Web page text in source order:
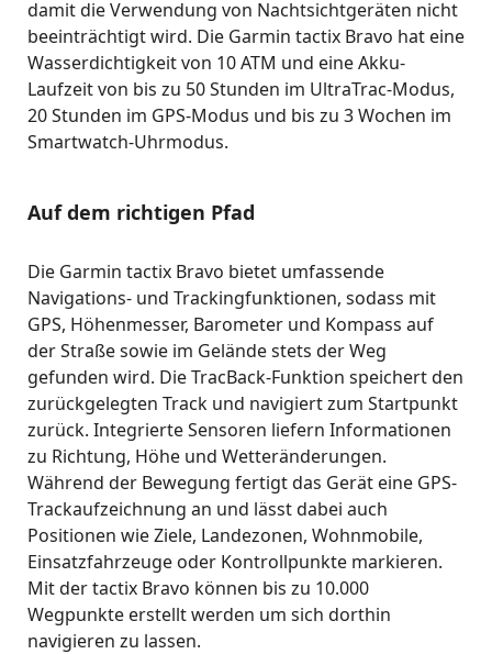
damit die Verwendung von Nachtsichtgeräten nicht
beeinträchtigt wird. Die Garmin tactix Bravo hat eine
Wasserdichtigkeit von 10 ATM und eine Akku-
Laufzeit von bis zu 50 Stunden im UltraTrac-Modus,
20 Stunden im GPS-Modus und bis zu 3 Wochen im
Smartwatch-Uhrmodus.
Auf dem richtigen Pfad
Die Garmin tactix Bravo bietet umfassende
Navigations- und Trackingfunktionen, sodass mit
GPS, Höhenmesser, Barometer und Kompass auf
der Straße sowie im Gelände stets der Weg
gefunden wird. Die TracBack-Funktion speichert den
zurückgelegten Track und navigiert zum Startpunkt
zurück. Integrierte Sensoren liefern Informationen
zu Richtung, Höhe und Wetteränderungen.
Während der Bewegung fertigt das Gerät eine GPS-
Trackaufzeichnung an und lässt dabei auch
Positionen wie Ziele, Landezonen, Wohnmobile,
Einsatzfahrzeuge oder Kontrollpunkte markieren.
Mit der tactix Bravo können bis zu 10.000
Wegpunkte erstellt werden um sich dorthin
navigieren zu lassen.